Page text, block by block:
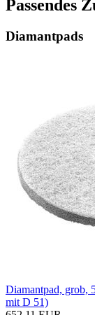
Passendes
Diamantpads
Diamantpad, grob,
mit D 51)